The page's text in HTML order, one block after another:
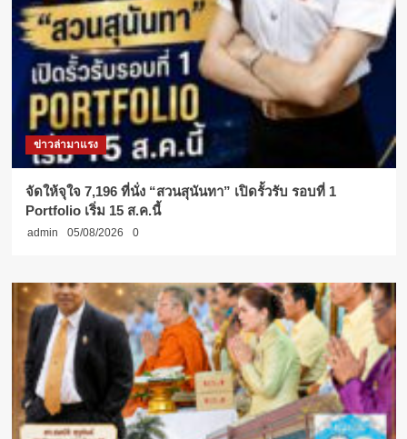
ข่าวล่ามาแรง
จัดให้จุใจ 7,196 ที่นั่ง “สวนสุนันทา” เปิดรั้วรับ รอบที่ 1
Portfolio เริ่ม 15 ส.ค.นี้
admin 05/08/2026 0